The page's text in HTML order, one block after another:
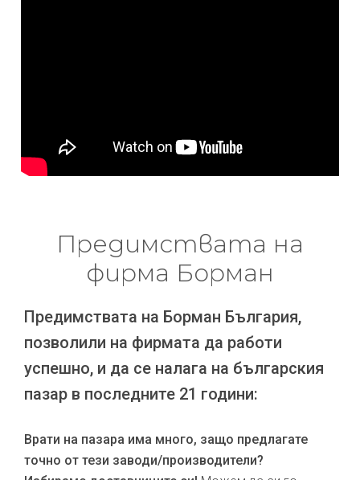
Предимствата на
фирма Борман
Предимствата на Борман България,
позволили на фирмата да работи
успешно, и да се налага на българския
пазар в последните 21 години:
Врати на пазара има много, защо предлагате
точно от тези заводи/производители?